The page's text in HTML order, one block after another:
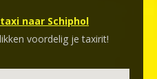
naar Schiphol
voordelig je taxirit!